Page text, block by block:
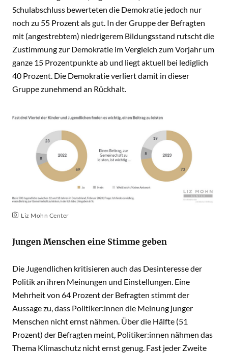
Schulabschluss bewerteten die Demokratie jedoch nur
noch zu 55 Prozent als gut. In der Gruppe der Befragten
mit (angestrebtem) niedrigerem Bildungsstand rutscht die
Zustimmung zur Demokratie im Vergleich zum Vorjahr um
ganze 15 Prozentpunkte ab und liegt aktuell bei lediglich
40 Prozent. Die Demokratie verliert damit in dieser
Gruppe zunehmend an Rückhalt.
Liz Mohn Center
Jungen Menschen eine Stimme geben
Die Jugendlichen kritisieren auch das Desinteresse der
Politik an ihren Meinungen und Einstellungen. Eine
Mehrheit von 64 Prozent der Befragten stimmt der
Aussage zu, dass Politiker:innen die Meinung junger
Menschen nicht ernst nähmen. Über die Hälfte (51
Prozent) der Befragten meint, Politiker:innen nähmen das
Thema Klimaschutz nicht ernst genug. Fast jeder Zweite